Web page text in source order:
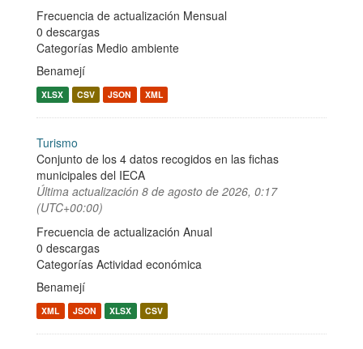
Frecuencia de actualización Mensual
0 descargas
Categorías Medio ambiente
Benamejí
XLSX CSV JSON XML
Turismo
Conjunto de los 4 datos recogidos en las fichas
municipales del IECA
Última actualización 8 de agosto de 2026, 0:17
(UTC+00:00)
Frecuencia de actualización Anual
0 descargas
Categorías Actividad económica
Benamejí
XML JSON XLSX CSV